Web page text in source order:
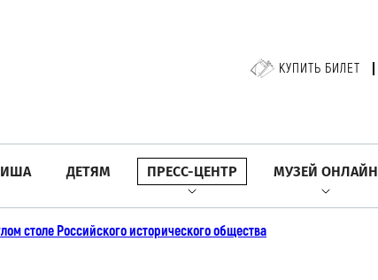
КУПИТЬ БИЛЕТ
ДЕТЯМ ПРЕСС-ЦЕНТР МУЗЕЙ ОНЛАЙН
столе Российского исторического общества